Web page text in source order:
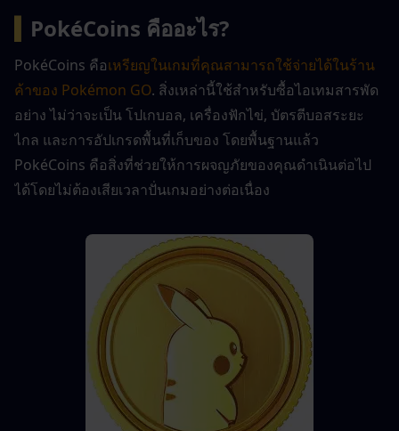
PokéCoins คืออะไร?
PokéCoins คือเหรียญในเกมที่คุณสามารถใช้จ่ายได้ในร้าน
ค้าของ Pokémon GO. สิ่งเหล่านี้ใช้สำหรับซื้อไอเทมสารพัด
อย่าง ไม่ว่าจะเป็น โปเกบอล, เครื่องฟักไข่, บัตรตีบอสระยะ
ไกล และการอัปเกรดพื้นที่เก็บของ โดยพื้นฐานแล้ว
PokéCoins คือสิ่งที่ช่วยให้การผจญภัยของคุณดำเนินต่อไป
ได้โดยไม่ต้องเสียเวลาปั่นเกมอย่างต่อเนื่อง